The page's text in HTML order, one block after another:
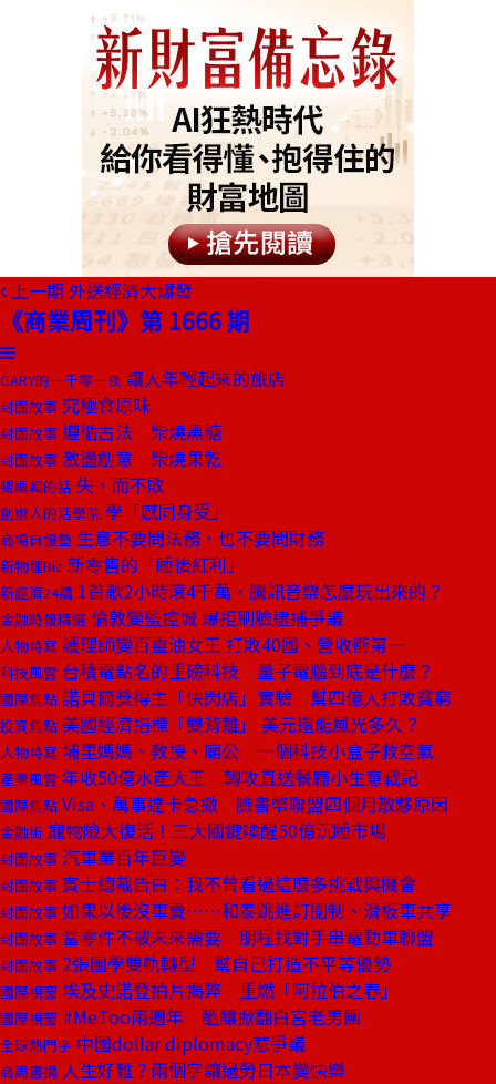
上一期 外送經濟大爆發
《商業周刊》第 1666 期
GARY的一千零一夜 讓人年輕起來的旅店
封面故事 究極食原味
封面故事 遵循古法 柴燒黑糖
封面故事 激盪創意 柴燒果乾
總編輯的話 失，而不敗
創辦人的活學院 學「感同身受」
商場自慢塾 生意不要問法務，也不要問財務
新物種Biz 新零售的「睡後紅利」
新經濟24講 1首歌2小時滾4千萬，騰訊音樂怎麼玩出來的？
金融時報精選 倫敦變監控城 爆拒刷臉逮捕爭議
人物特寫 護理師變百靈油女王 打敗40國、營收衝第一
科技風雲 台積電點名的重磅科技 量子電腦到底是什麼？
國際焦點 諾貝爾獎得主「快閃店」實驗 幫四億人打敗貧窮
投資焦點 美國經濟指標「雙背離」 美元還能風光多久？
人物特寫 埔里媽媽、教授、廟公 一個科技小盒子救空氣
產業風雲 年收50億水產大王 轉攻直送餐廳小生意戰記
國際焦點 Visa、萬事達卡急撤 臉書幣聯盟四個月散夥原因
金融街 寵物險大復活！三大關鍵喚醒50億沉睡市場
封面故事 汽車業百年巨變
封面故事 賓士總裁告白：我不曾看過這麼多挑戰與機會
封面故事 如果以後沒車賣……和泰跳進訂閱制、滑板車共享
封面故事 當零件不被未來需要 朋程找對手串電動車聯盟
封面故事 2張圖學雙軌轉型 幫自己打造不平等優勢
國際視窗 埃及史諾登拍片揭弊 重燃「阿拉伯之春」
國際視窗 #MeToo兩週年 醞釀掀翻白宮老男團
全球熱門字 中國dollar diplomacy惹爭議
商周書摘 人生好難？兩個字讓過勞日本變快樂